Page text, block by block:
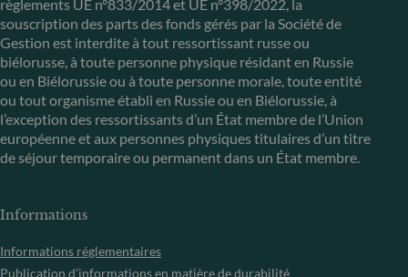
règlements UE n°833/2014 et UE n°398/2022, la
souscription des parts des fonds gérés par la Société de
Gestion est interdite à tout ressortissant russe ou
biélorusse, à toute personne physique résidant en Russie
ou en Biélorussie ou à toute personne morale, toute entité
ou tout organisme établi en Russie ou en Biélorussie, à
l’exception des ressortissants d’un État membre de l’Union
européenne et aux personnes physiques titulaires d’un titre
de séjour temporaire ou permanent dans un État membre.
Informations
Informations réglementaires
Publication d’informations en matière de durabilité